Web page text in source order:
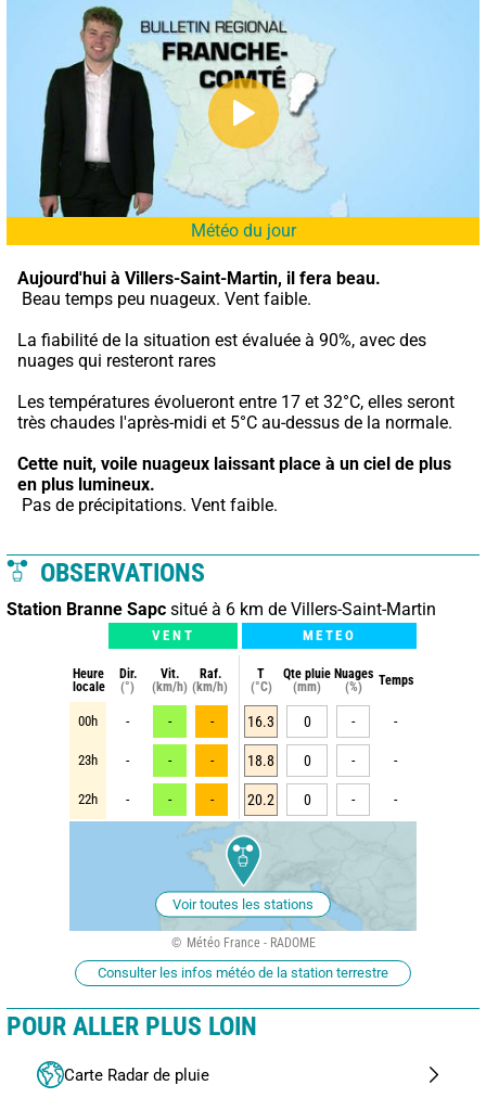
Météo du jour
Aujourd'hui à Villers-Saint-Martin, il fera beau.
Beau temps peu nuageux. Vent faible.
La fiabilité de la situation est évaluée à 90%, avec des
nuages qui resteront rares
Les températures évolueront entre 17 et 32°C, elles seront
très chaudes l'après-midi et 5°C au-dessus de la normale.
Cette nuit, voile nuageux laissant place à un ciel de plus
en plus lumineux.
Pas de précipitations. Vent faible.
OBSERVATIONS
Station Branne Sapc situé à 6 km de Villers-Saint-Martin
VENT METEO
Heure
locale
Dir.
(°)
Vit.
(km/h)
Raf.
(km/h)
T
(°C)
Qte pluie
(mm)
Nuages
(%)
Temps
00h - - - 16.3 0 - -
23h - - - 18.8 0 - -
22h - - - 20.2 0 - -
Voir toutes les stations
Météo France - RADOME
Consulter les infos météo de la station terrestre
POUR ALLER PLUS LOIN
Carte Radar de pluie